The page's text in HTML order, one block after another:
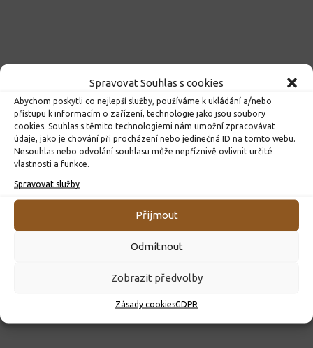
Spravovat Souhlas s cookies
Abychom poskytli co nejlepší služby, používáme k ukládání a/nebo
přístupu k informacím o zařízení, technologie jako jsou soubory
cookies. Souhlas s těmito technologiemi nám umožní zpracovávat
údaje, jako je chování při procházení nebo jedinečná ID na tomto webu.
Nesouhlas nebo odvolání souhlasu může nepříznivě ovlivnit určité
vlastnosti a funkce.
Spravovat služby
Přijmout
Odmítnout
Zobrazit předvolby
Zásady cookiesGDPR
ROZHODNUTÍ O PŘIJETÍ K PŘEDŠKOLNÍMU VZDĚLÁVÁNÍ